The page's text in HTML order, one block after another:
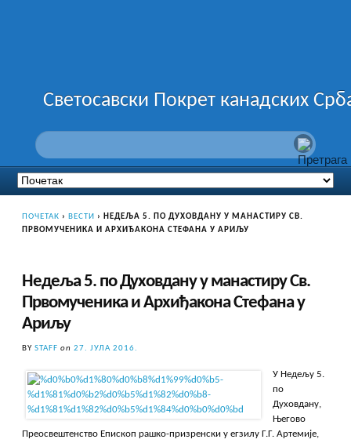
Светосавски Покрет канадских
ПОЧЕТАК › ВЕСТИ › НЕДЕЉА 5. ПО ДУХОВДАНУ У МАНАСТИРУ СВ.
ПРВОМУЧЕНИКА И АРХИЂАКОНА СТЕФАНА У АРИЉУ
Недеља 5. по Духовдану у манастиру Св.
Првомученика и Архиђакона Стефана у
Ариљу
BYSTAFF on 27. ЈУЛА 2016.
У Недељу 5.
по
Духовдану,
Његово
Преосвештенство Епископ рашко-призренски у егзилу Г.Г. Артемије,